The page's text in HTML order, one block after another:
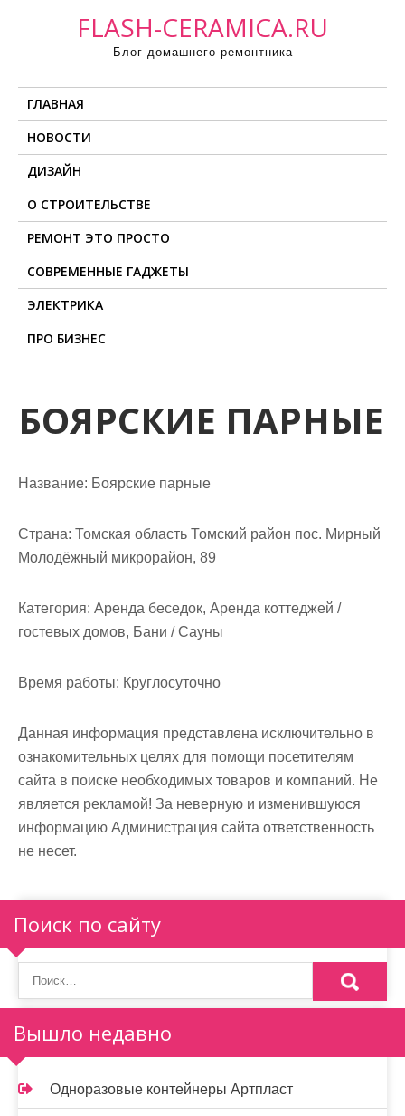
FLASH-CERAMICA.RU
Блог домашнего ремонтника
ГЛАВНАЯ
НОВОСТИ
ДИЗАЙН
О СТРОИТЕЛЬСТВЕ
РЕМОНТ ЭТО ПРОСТО
СОВРЕМЕННЫЕ ГАДЖЕТЫ
ЭЛЕКТРИКА
ПРО БИЗНЕС
БОЯРСКИЕ ПАРНЫЕ
Название: Боярские парные
Страна: Томская область Томский район пос. Мирный
Молодёжный микрорайон, 89
Категория: Аренда беседок, Аренда коттеджей /
гостевых домов, Бани / Сауны
Время работы: Круглосуточно
Данная информация представлена исключительно в
ознакомительных целях для помощи посетителям
сайта в поиске необходимых товаров и компаний. Не
является рекламой! За неверную и изменившуюся
информацию Администрация сайта ответственность
не несет.
Поиск по сайту
Вышло недавно
Одноразовые контейнеры Артпласт